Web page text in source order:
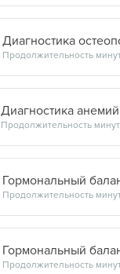
Диагностика
Диагностика анемий
Гормональный
Гормональный